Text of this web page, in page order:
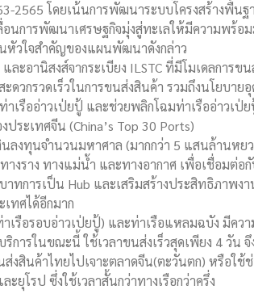
2565 โดยเน้นการพัฒนาระบบโครงสร้างพื้น
การพัฒนาเศรษฐกิจมุ่งสู่ทะเลให้มีความพร้อม
หัวใจสำคัญของแผนพัฒนาดังกล่าว
ะอานิสงส์จากระเบียง ILSTC ที่มีโมเดลการข
ดวกรวดเร็วในการขนส่งสินค้า รวมถึงนโยบา
เรืออ่าวเป่ยปู้ และช่วยพลิกโฉมท่าเรืออ่าวเป่ย
ระเทศจีน (China’s Top 30 Ports)
นลงทุนจำนวนมหาศาล (มากกว่า 5 แสนล้านห
งราง ทางแม่น้ำ และทางอากาศ เพื่อเชื่อมต่อ
ทการเป็น Hub และเสริมสร้างประสิทธิภาพง
เทศได้อีกมาก
เรือรอบอ่าวเป่ยปู้) และท่าเรือแหลมฉบัง มีคว
การในขณะนี้ ใช้เวลาขนส่งเร็วสุดเพียง 4 วัน
งสินค้าไทยไปเจาะตลาดจีน(ตะวันตก) หรือใช้
ะยุโรป ซึ่งใช้เวลาสั้นกว่าทางเรือกว่าครึ่ง